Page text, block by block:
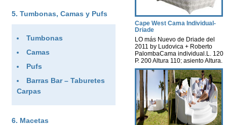
Cape West Cama Individual-
Driade
LO más Nuevo de Driade del
2011 by Ludovica + Roberto
PalombaCama individual.L. 120
P. 200 Altura 110; asiento Altura.
40 .Estructura de aluminio
recubierta con entrelazamiento
de plásticode color gris y
blanco, blanco y marrón, negro
ymarrón.A: tejido outdoor de
poliéster Precio:2.253 € B :
tejido outdoor Sunbrella
Precio:2.650 €
Tumbonas, Camas y Pufs
Tumbonas
Camas
Pufs
Barras Bar – Taburetes
Carpas
Macetas